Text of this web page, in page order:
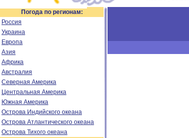
Погода по регионам:
Россия
Украина
Европа
Азия
Африка
Австралия
Северная Америка
Центральная Америка
Южная Америка
Острова Индийского океана
Острова Атлантического океана
Острова Тихого океана